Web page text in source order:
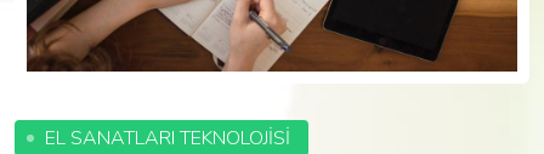
EL SANATLARI TEKNOLOJİSİ